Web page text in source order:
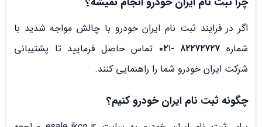
اگر در فرایند ثبت نام ایران خودرو با چالش مواجه شدید با
شماره ۸۲۲۷۲۷۲۷ -۰۲
1 تماس حاصل فرمایید تا پشتیبانی
شرکت ایران خودرو شما را راهنمایی کنند.
چگونه ثبت نام ایران خودرو کنیم؟